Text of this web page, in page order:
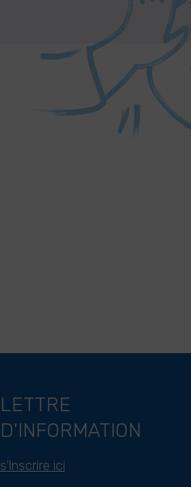
LETTRE
D'INFORMATION
s'Inscrire ici